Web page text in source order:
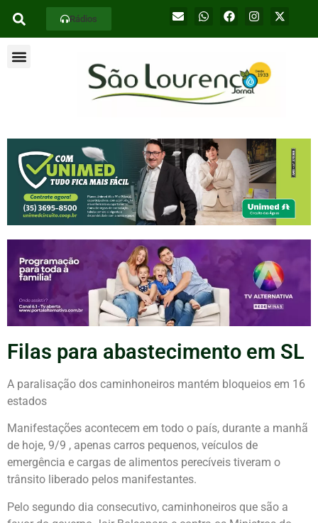
Rádios
Filas para abastecimento em SL
A paralisação dos caminhoneiros mantém bloqueios em 16
estados
Manifestações acontecem em todo o país, durante a manhã
de hoje, 9/9 , apenas carros pequenos, veículos de
emergência e cargas de alimentos perecíveis tiveram o
trânsito liberado pelos manifestantes.
Pelo segundo dia consecutivo, caminhoneiros que são a